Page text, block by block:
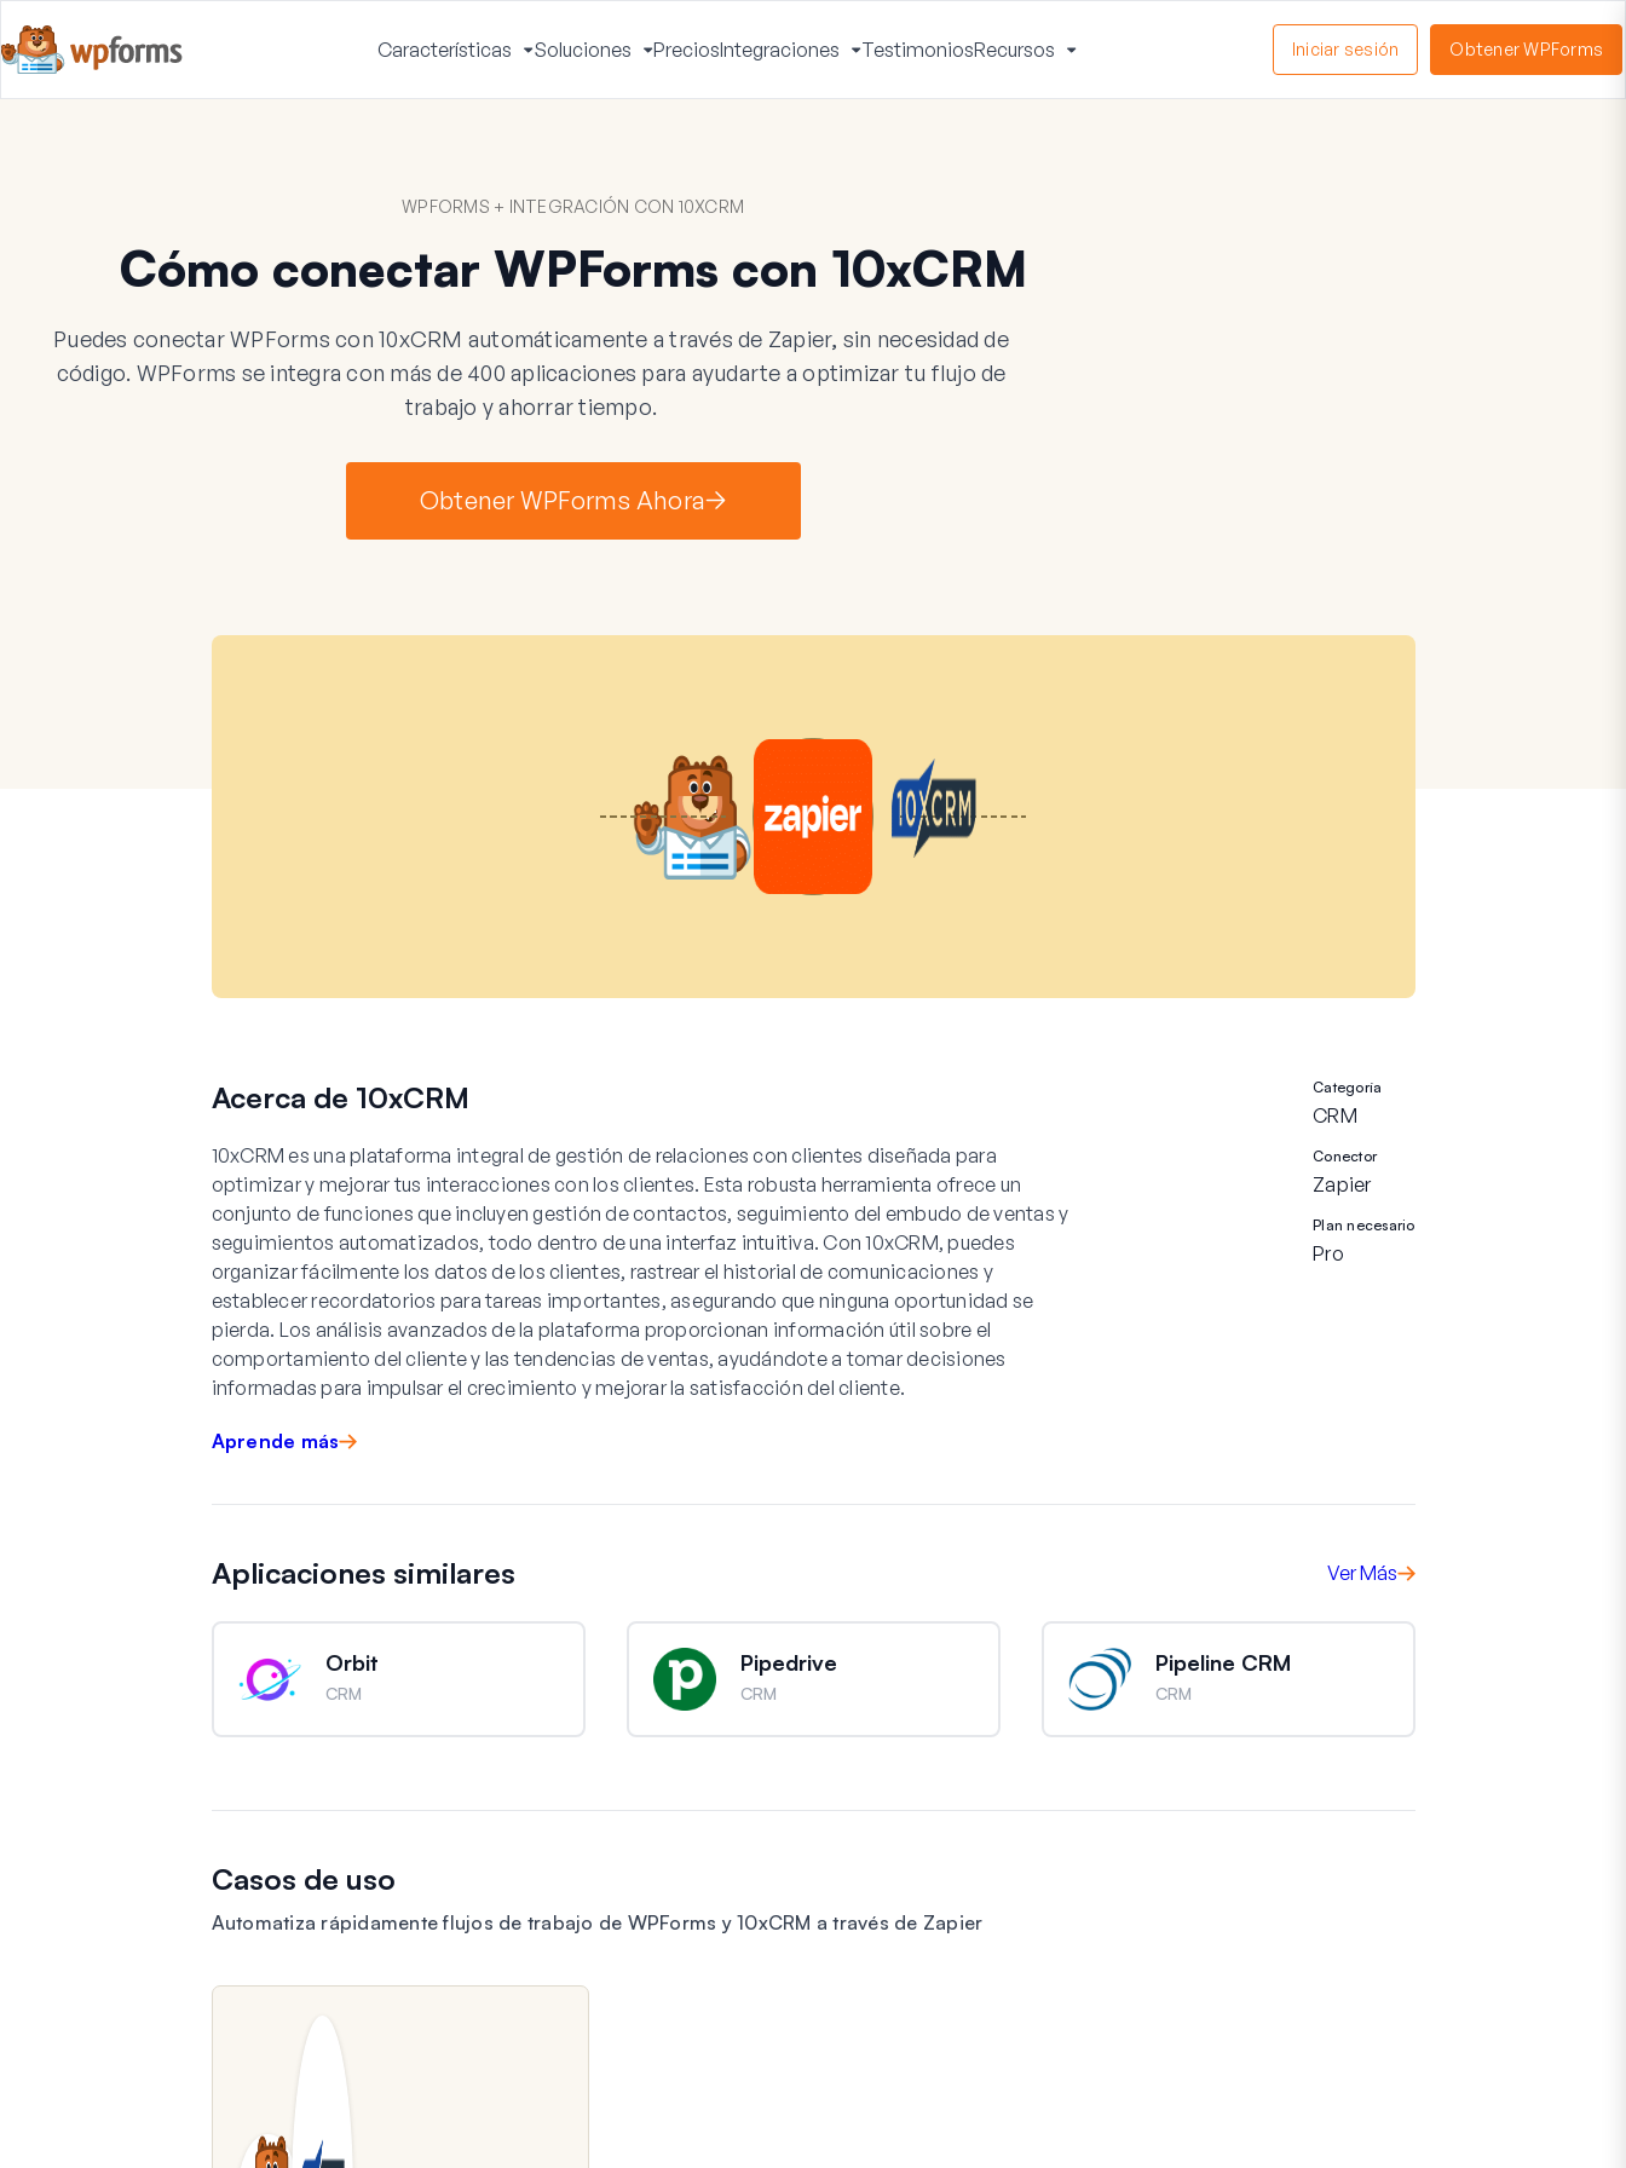
Características
Activar
menú
Soluciones
Activar
menú
PreciosIntegraciones
Activar
menú
TestimoniosRecursos
menú
Iniciar sesión Obtener WPForms
WPFORMS + INTEGRACIÓN CON 10XCRM
Cómo conectar WPForms con 10xCRM
Puedes conectar WPForms con 10xCRM automáticamente a través de Zapier, sin necesidad de
código. WPForms se integra con más de 400 aplicaciones para ayudarte a optimizar tu flujo de
trabajo y ahorrar tiempo.
Obtener WPForms Ahora
Acerca de 10xCRM
10xCRM es una plataforma integral de gestión de relaciones con clientes diseñada para
optimizar y mejorar tus interacciones con los clientes. Esta robusta herramienta ofrece un
conjunto de funciones que incluyen gestión de contactos, seguimiento del embudo de ventas y
seguimientos automatizados, todo dentro de una interfaz intuitiva. Con 10xCRM, puedes
organizar fácilmente los datos de los clientes, rastrear el historial de comunicaciones y
establecer recordatorios para tareas importantes, asegurando que ninguna oportunidad se
pierda. Los análisis avanzados de la plataforma proporcionan información útil sobre el
comportamiento del cliente y las tendencias de ventas, ayudándote a tomar decisiones
informadas para impulsar el crecimiento y mejorar la satisfacción del cliente.
Aprende más
Categoría
CRM
Conector
Zapier
Plan necesario
Pro
Aplicaciones similares Ver Más
Orbit
CRM
Pipedrive
CRM
Pipeline CRM
CRM
Casos de uso
Automatiza rápidamente flujos de trabajo de WPForms y 10xCRM a través de Zapier